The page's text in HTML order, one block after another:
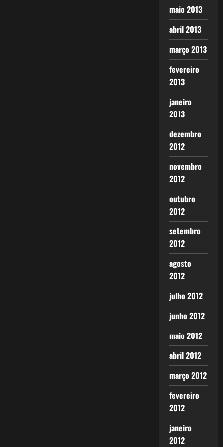
maio 2013
abril 2013
março 2013
fevereiro
2013
janeiro
2013
dezembro
2012
novembro
2012
outubro
2012
setembro
2012
agosto
2012
julho 2012
junho 2012
maio 2012
abril 2012
março 2012
fevereiro
2012
janeiro
2012